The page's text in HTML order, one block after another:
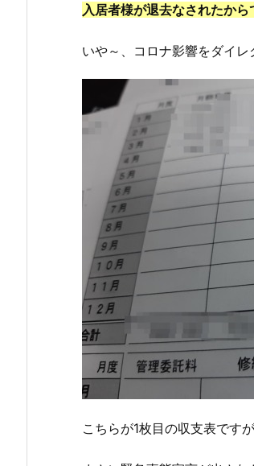
入居者様が退去なされたから
いや～、コロナ影響をダイレ
こちらが1枚目の収支表ですが